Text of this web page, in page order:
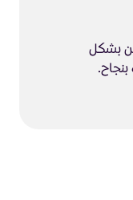
بشكل